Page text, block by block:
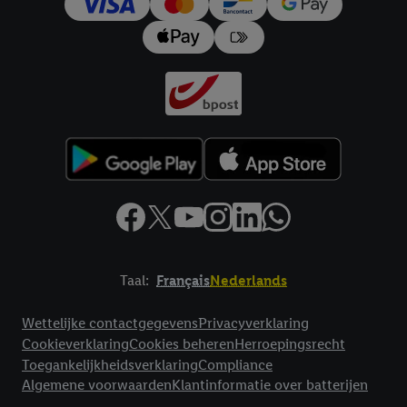
Taal: FrançaisNederlands
Wettelijke contactgegevensPrivacyverklaring
CookieverklaringCookies beherenHerroepingsrecht
ToegankelijkheidsverklaringCompliance
Algemene voorwaardenKlantinformatie over batterijen